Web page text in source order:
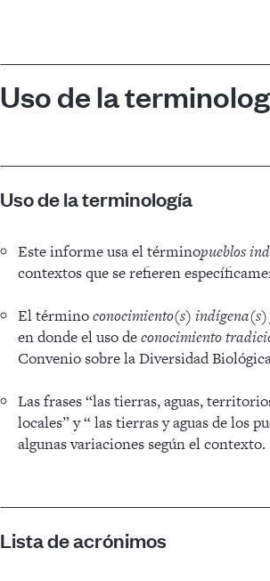
Uso de la
Uso de la terminología
Este informe usa el términopueblos
contextos que se refieren
El términoconocimiento(s)
en donde el uso deconocimiento
Convenio sobre la Diversidad
Las frases “las tierras, aguas,
locales” y “ las tierras y aguas de los
algunas variaciones según el contexto.
Lista de acrónimos